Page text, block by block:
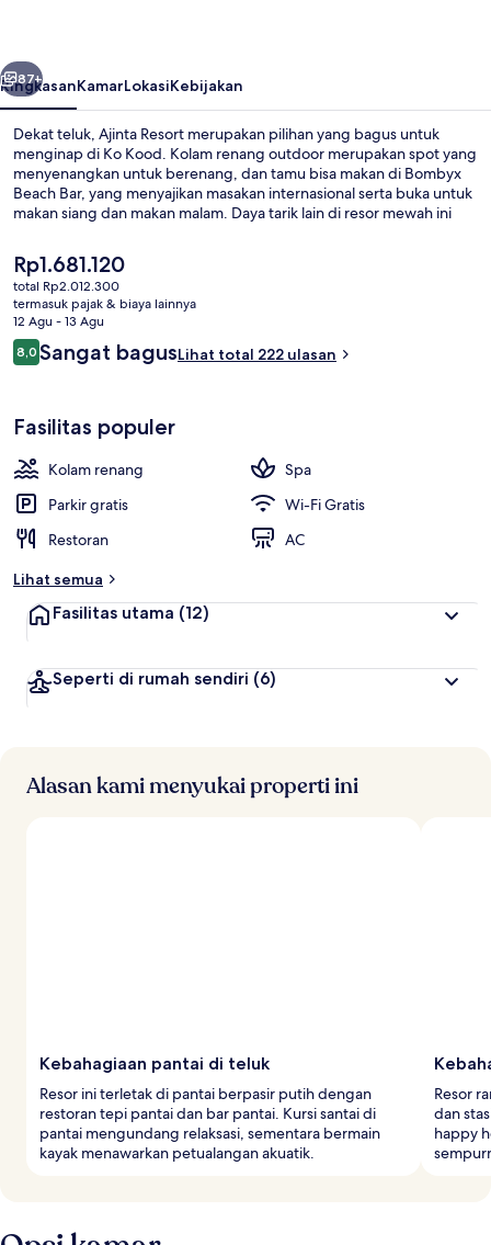
Berikutnya
87+
RingkasanKamarLokasiKebijakan
Dekat teluk, Ajinta Resort merupakan pilihan yang bagus untuk
menginap di Ko Kood. Kolam renang outdoor merupakan spot yang
menyenangkan untuk berenang, dan tamu bisa makan di Bombyx
Beach Bar, yang menyajikan masakan internasional serta buka untuk
makan siang dan makan malam. Daya tarik lain di resor mewah ini
Harga
saat
ini
Rp1.681.120
Rp1.681.120
total Rp2.012.300
termasuk pajak & biaya lainnya
12 Agu - 13 Agu
Ulasan
8,08,0 dari 10
Sangat bagusLihat total 222 ulasan
Fasilitas populer
Kolam renang
Spa
Parkir gratis
Wi-Fi Gratis
Restoran
AC
Lihat semua
Fasilitas utama (12)
Seperti di rumah sendiri (6)
Alasan kami menyukai properti ini
Kebahagiaan pantai di teluk
Resor ini terletak di pantai berpasir putih dengan
restoran tepi pantai dan bar pantai. Kursi santai di
pantai mengundang relaksasi, sementara bermain
kayak menawarkan petualangan akuatik.
Resor
dan
happy